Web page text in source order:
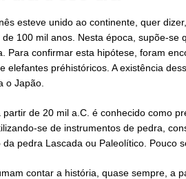
esteve unido ao continente, quer
100 mil anos. Nesta época, supõe-
Para confirmar esta hipótese, foram
elefantes pré­históricos. A existência
o Japão.
de 20 mil a.C. é conhecido como
se de instrumentos de pedra,
pedra Lascada ou Paleolítico. Pouco
contar a história, quase sempre, a